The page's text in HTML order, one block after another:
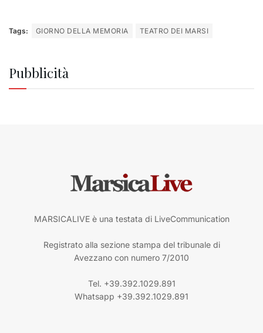
Tags: GIORNO DELLA MEMORIA TEATRO DEI MARSI
Pubblicità
MARSICALIVE è una testata di LiveCommunication
Registrato alla sezione stampa del tribunale di
Avezzano con numero 7/2010
Tel. +39.392.1029.891
Whatsapp +39.392.1029.891